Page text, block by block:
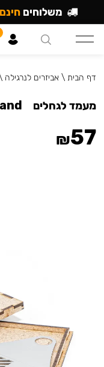
דף הבית \אביזרים לנרגילה
מעמד לגחלים
₪57
משלוחים חינם